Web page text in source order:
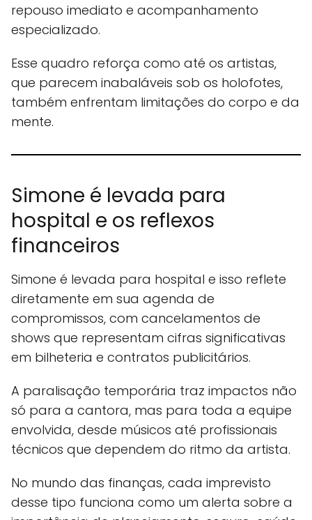
repouso imediato e acompanhamento
especializado.
Esse quadro reforça como até os artistas,
que parecem inabaláveis sob os holofotes,
também enfrentam limitações do corpo e da
mente.
Simone é levada para
hospital e os reflexos
financeiros
Simone é levada para hospital e isso reflete
diretamente em sua agenda de
compromissos, com cancelamentos de
shows que representam cifras significativas
em bilheteria e contratos publicitários.
A paralisação temporária traz impactos não
só para a cantora, mas para toda a equipe
envolvida, desde músicos até profissionais
técnicos que dependem do ritmo da artista.
No mundo das finanças, cada imprevisto
desse tipo funciona como um alerta sobre a